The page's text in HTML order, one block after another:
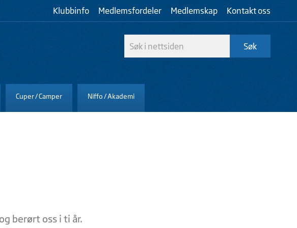
Klubbinfo Medlemsfordeler Medlemskap Kontakt oss
Cuper / Camper Niffo / Akademi
berørt oss i ti år.